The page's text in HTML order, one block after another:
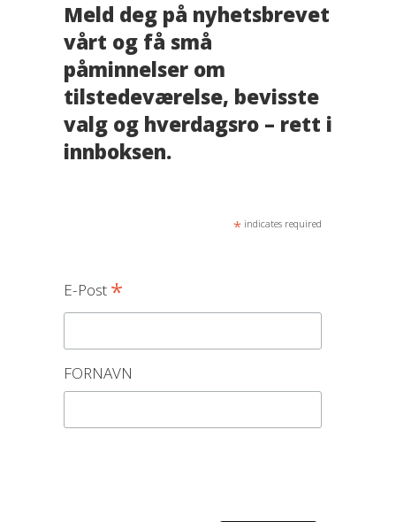
Meld deg på nyhetsbrevet
vårt og få små
påminnelser om
tilstedeværelse, bevisste
valg og hverdagsro – rett i
innboksen.
* indicates required
E-Post *
FORNAVN